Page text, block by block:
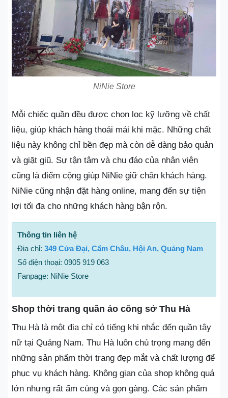
NiNie Store
Mỗi chiếc quần đều được chọn lọc kỹ lưỡng về chất
liệu, giúp khách hàng thoải mái khi mặc. Những chất
liệu này không chỉ bền đẹp mà còn dễ dàng bảo quản
và giặt giũ. Sự tận tâm và chu đáo của nhân viên
cũng là điểm cộng giúp NiNie giữ chân khách hàng.
NiNie cũng nhận đặt hàng online, mang đến sự tiện
lợi tối đa cho những khách hàng bận rộn.
Thông tin liên hệ
Địa chỉ: 349 Cửa Đại, Cẩm Châu, Hội An, Quảng Nam
Số điện thoại: 0905 919 063
Fanpage: NiNie Store
Shop thời trang quần áo công sở Thu Hà
Thu Hà là một địa chỉ có tiếng khi nhắc đến quần tây
nữ tại Quảng Nam. Thu Hà luôn chú trọng mang đến
những sản phẩm thời trang đẹp mắt và chất lượng để
phục vụ khách hàng. Không gian của shop không quá
lớn nhưng rất ấm cúng và gọn gàng. Các sản phẩm